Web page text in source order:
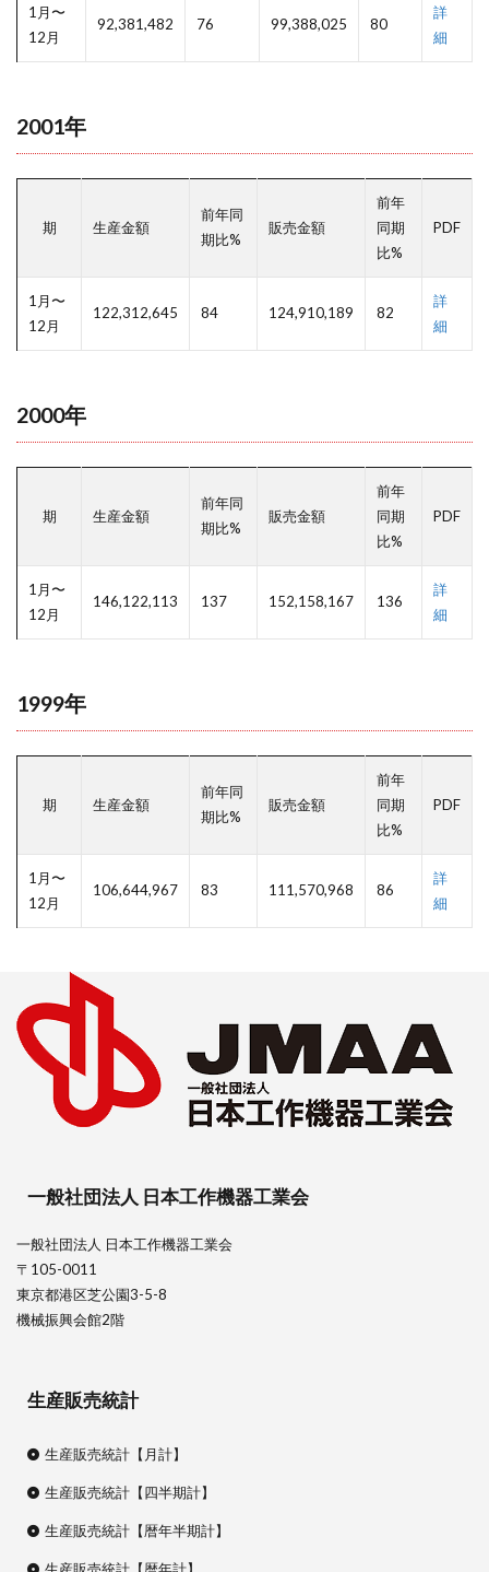
1月〜
12月
92,381,482 76 99,388,025 80
詳
細
2001年
期 生産金額
前年同
期比%
販売金額
前年
同期
比%
PDF
1月〜
12月
122,312,645 84 124,910,189 82
詳
細
2000年
期 生産金額
前年同
期比%
販売金額
前年
同期
比%
PDF
1月〜
12月
146,122,113 137 152,158,167 136
詳
細
1999年
期 生産金額
前年同
期比%
販売金額
前年
同期
比%
PDF
1月〜
12月
106,644,967 83 111,570,968 86
詳
細
一般社団法人 日本工作機器工業会
一般社団法人 日本工作機器工業会
〒105-0011
東京都港区芝公園3-5-8
機械振興会館2階
生産販売統計
生産販売統計【月計】
生産販売統計【四半期計】
生産販売統計【暦年半期計】
生産販売統計【暦年計】